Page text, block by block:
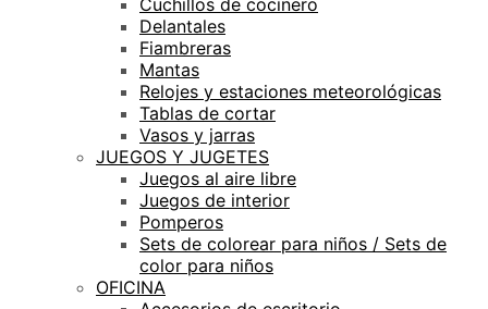
Delantales
Fiambreras
Mantas
Relojes y estaciones meteorológicas
Tablas de cortar
Vasos y jarras
JUEGOS Y JUGETES
Juegos al aire libre
Juegos de interior
Pomperos
Sets de colorear para niños / Sets de
color para niños
OFICINA